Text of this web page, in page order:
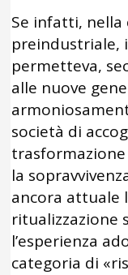
Se infatti, nella
preindustriale,
permetteva,
alle nuove
società di
la
ancora attuale
ritualizzazione
l’esperienza
categoria di